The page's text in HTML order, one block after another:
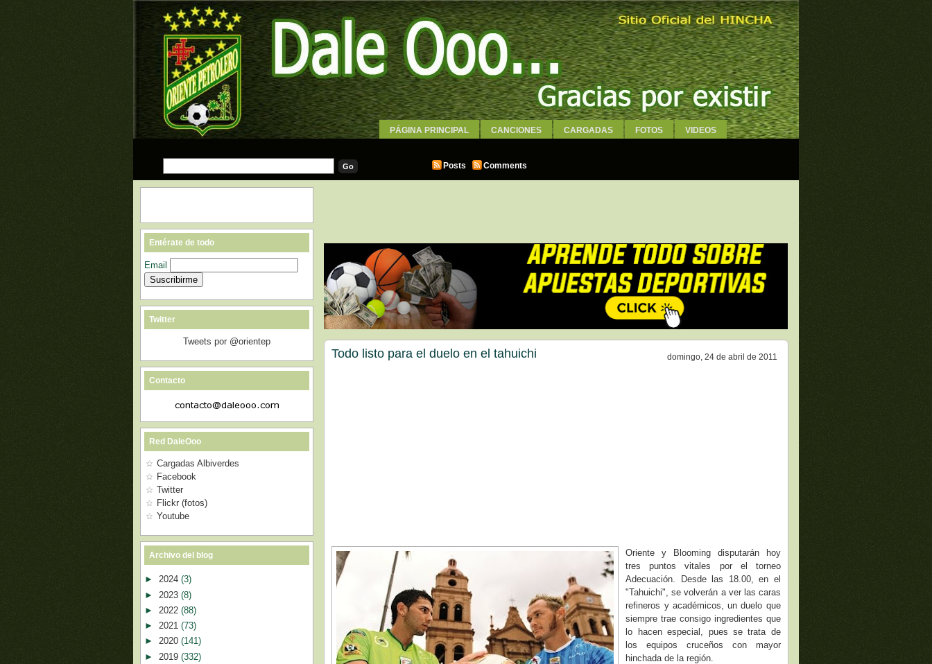
PÁGINA PRINCIPAL CANCIONES CARGADAS FOTOS VIDEOS
Posts
Comments
domingo, 24 de abril de 2011
Todo listo para el duelo en el tahuichi
Oriente y Blooming disputarán hoy
tres puntos vitales por el torneo
Adecuación. Desde las 18.00, en el
"Tahuichi", se volverán a ver las caras
refineros y académicos, un duelo que
siempre trae consigo ingredientes que
lo hacen especial, pues se trata de
los equipos cruceños con mayor
hinchada de la región.
Entérate de todo
Email
Twitter
Tweets por @orientep
Contacto
Red DaleOoo
Cargadas Albiverdes
Facebook
Twitter
Flickr (fotos)
Youtube
Archivo del blog
► 2024 (3)
► 2023 (8)
► 2022 (88)
► 2021 (73)
► 2020 (141)
► 2019 (332)